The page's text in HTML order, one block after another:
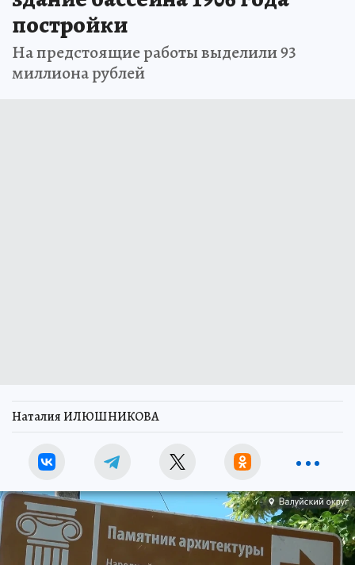
постройки
На предстоящие работы выделили 93
миллиона рублей
Наталия ИЛЮШНИКОВА